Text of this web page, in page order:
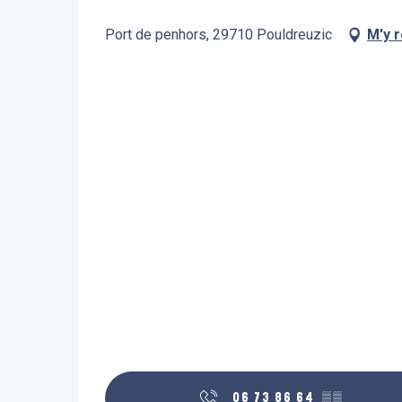
Port de penhors, 29710 Pouldreuzic M'y
06 73 86 64 ▒▒